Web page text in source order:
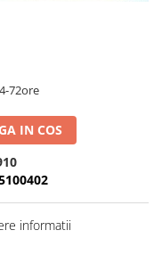
72ore
IN COS
informatii